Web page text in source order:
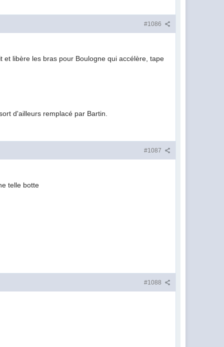
#1086
libère les bras pour Boulogne qui accélère, tape
d'ailleurs remplacé par Bartin.
#1087
telle botte
#1088